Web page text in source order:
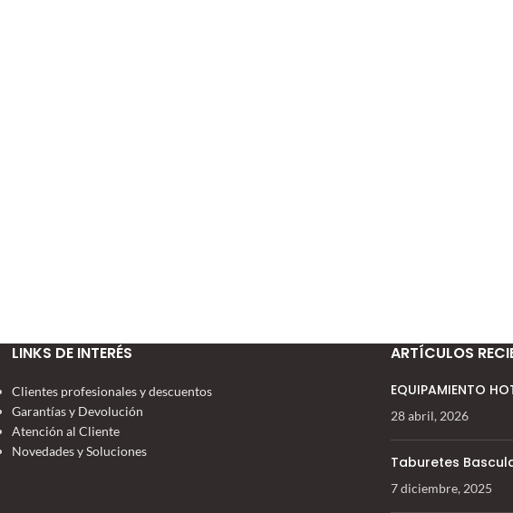
LINKS DE INTERÉS
Clientes profesionales y descuentos
Garantías y Devolución
Atención al Cliente
Novedades y Soluciones
ARTÍCULOS
EQUIPAMIENTO
28 abril, 2026
Taburetes
7 diciembre, 2025